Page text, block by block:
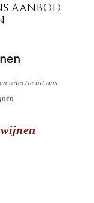
AANBOD
selectie uit ons